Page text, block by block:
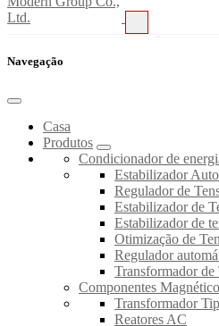
Navegação
Casa
Produtos
Condicionador de
Estabilizador
Regulador de
Estabilizador de
Estabilizador de
Otimização de
Regulador
Transformador
Componentes
Transformador
Reatores AC